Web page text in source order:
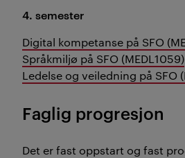
4. semester
Digital kompetanse på SFO
Språkmiljø på SFO (MEDL1059)
Ledelse og veiledning på SFO
Faglig progresjon
Det er fast oppstart og fast